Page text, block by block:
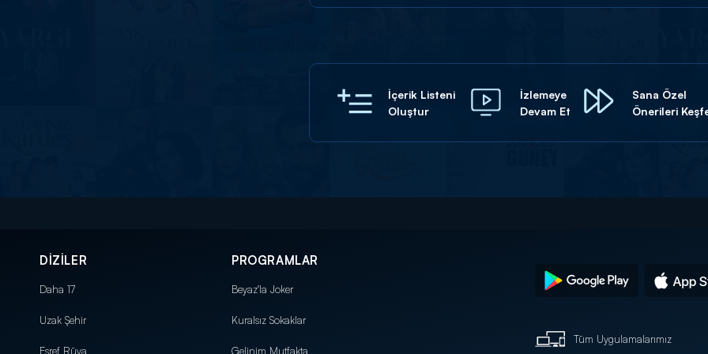
İçerik Listeni
Oluştur
İzlemeye
Devam Et
Sana Özel
Önerileri
DİZİLER
Daha 17
Uzak Şehir
Eşref Rüya
PROGRAMLAR
Beyaz'la Joker
Kuralsız Sokaklar
Gelinim Mutfakta
Tüm Uygulamalarımız